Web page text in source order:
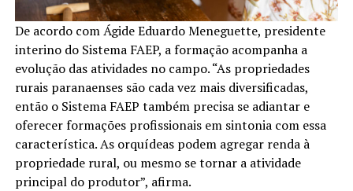
De acordo com Ágide Eduardo Meneguette, presidente
interino do Sistema FAEP, a formação acompanha a
evolução das atividades no campo. “As propriedades
rurais paranaenses são cada vez mais diversificadas,
então o Sistema FAEP também precisa se adiantar e
oferecer formações profissionais em sintonia com essa
característica. As orquídeas podem agregar renda à
propriedade rural, ou mesmo se tornar a atividade
principal do produtor”, afirma.